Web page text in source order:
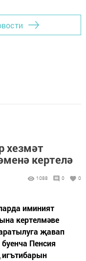
хезмәт
кертелә
1088 0 0
иминият
кертелмәве
җавап
Пенсия